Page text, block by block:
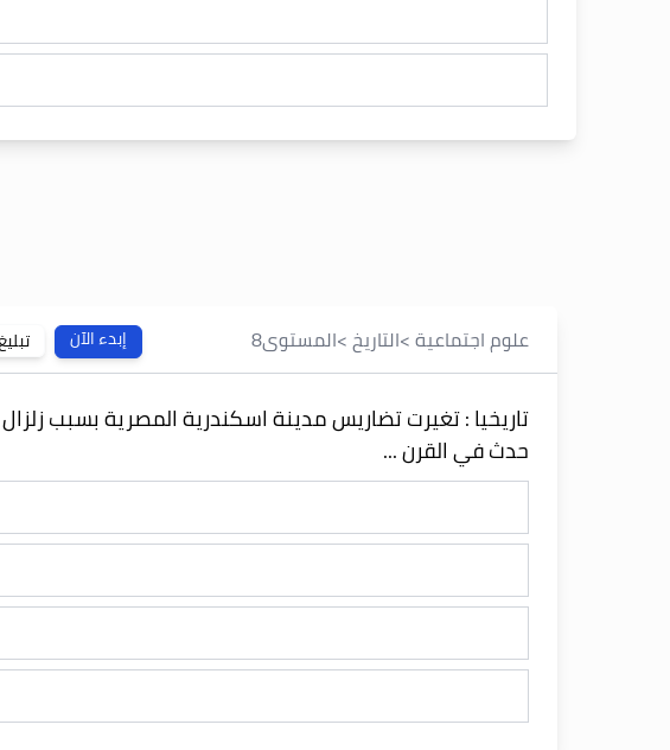
إبدء الآن علوم اجتماعية>التاريخ>المستوى8
تاريخيا : تغيرت تضاريس مدينة اسكندرية المصرية بسبب
حدث في القرن ...